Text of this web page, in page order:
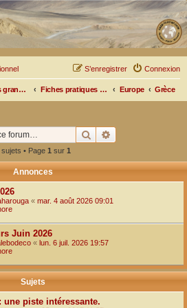
Connexion
S’enregistrer
L'appel des grands espaces Fiches pratiques par pays, pistes et bivouacs Europe Grèce
Rechercher
sujets • Page 1 sur 1
Annonces
« mar. 4 août 2026 09:01
Juin 2026
« lun. 6 juil. 2026 19:57
Sujets
une piste intéressante.